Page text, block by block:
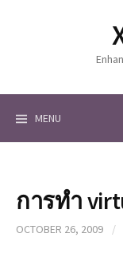
o
MENU
การทำ
OCTOBER 26, 2009 /